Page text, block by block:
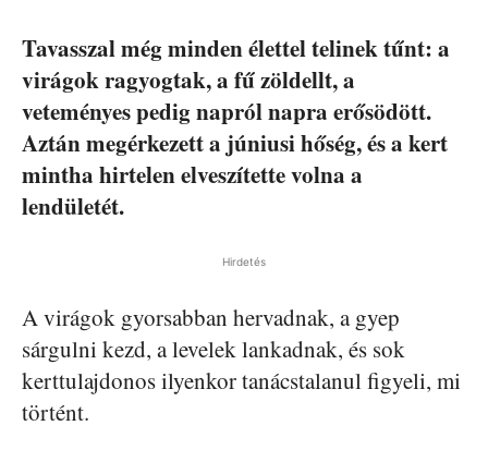
Tavasszal még minden élettel telinek tűnt: a
virágok ragyogtak, a fű zöldellt, a
veteményes pedig napról napra erősödött.
Aztán megérkezett a júniusi hőség, és a kert
mintha hirtelen elveszítette volna a
lendületét.
Hirdetés
A virágok gyorsabban hervadnak, a gyep
sárgulni kezd, a levelek lankadnak, és sok
kerttulajdonos ilyenkor tanácstalanul figyeli, mi
történt.